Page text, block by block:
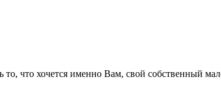
то, что хочется именно Вам, свой собственный